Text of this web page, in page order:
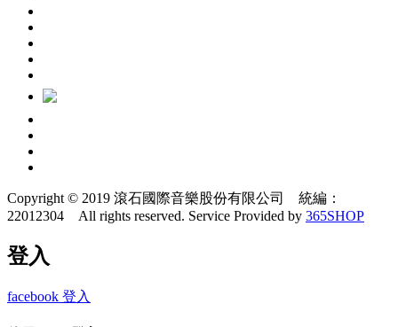
Copyright © 2019 滾石國際音樂股份有限公司 統編：
22012304 All rights reserved. Service Provided by 365SHOP
登入
facebook 登入